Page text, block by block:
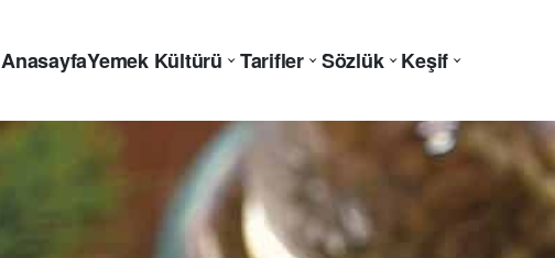
AnasayfaYemek Kültürü Tarifler Sözlük Keşif